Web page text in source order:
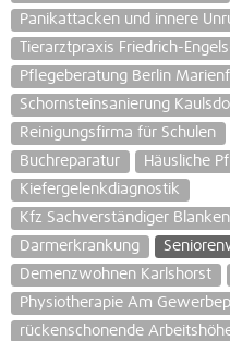
Panikattacken und innere
Tierarztpraxis Friedrich-
Pflegeberatung Berlin
Schornsteinsanierung
Reinigungsfirma für Schulen
Buchreparatur
Häusliche
Kiefergelenkdiagnostik
Kfz Sachverständiger
Darmerkrankung
Demenzwohnen Karlshorst
Physiotherapie Am
rückenschonende